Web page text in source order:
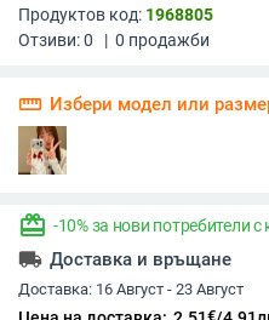
Продуктов код: 1968805
Отзиви:0 | 0 продажби
straighten Избери модел или
redeem -10% за нови потребители с
local_shipping Доставка и връщане
Доставка: 16 Август - 23 Август
€